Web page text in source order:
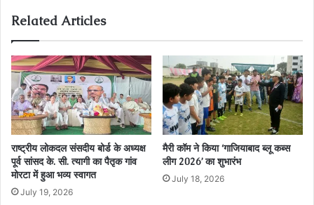
Related Articles
राष्ट्रीय लोकदल संसदीय बोर्ड के अध्यक्ष
पूर्व सांसद के. सी. त्यागी का पैतृक गांव
मोरटा में हुआ भव्य स्वागत
July 19, 2026
मैरी कॉम ने किया ‘गाजियाबाद ब्लू कब्स
लीग 2026’ का शुभारंभ
July 18, 2026